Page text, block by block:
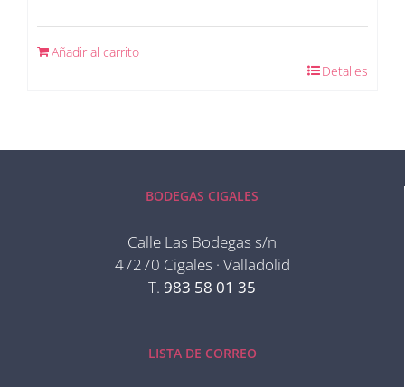
Añadir al carrito
Detalles
BODEGAS CIGALES
Calle Las Bodegas s/n
47270 Cigales · Valladolid
T. 983 58 01 35
LISTA DE CORREO